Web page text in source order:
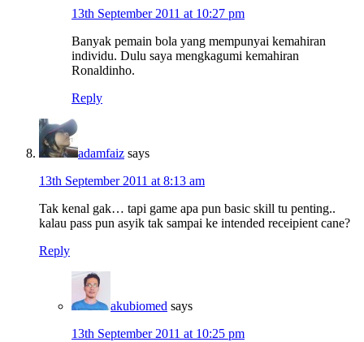
13th September 2011 at 10:27 pm
Banyak pemain bola yang mempunyai kemahiran
individu. Dulu saya mengkagumi kemahiran
Ronaldinho.
Reply
adamfaiz says
13th September 2011 at 8:13 am
Tak kenal gak… tapi game apa pun basic skill tu penting..
kalau pass pun asyik tak sampai ke intended receipient cane?
Reply
akubiomed says
13th September 2011 at 10:25 pm